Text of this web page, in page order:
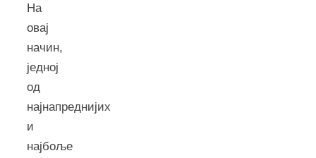
На
овај
начин,
једној
од
најнапреднијих
и
најбоље